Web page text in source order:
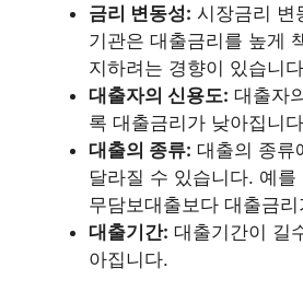
금리 변동성: 시장금리 변
기관은 대출금리를 높게
지하려는 경향이 있습니
대출자의 신용도: 대출자
록 대출금리가 낮아집니
대출의 종류: 대출의 종류
달라질 수 있습니다. 예
무담보대출보다 대출금
대출기간: 대출기간이 길
아집니다.